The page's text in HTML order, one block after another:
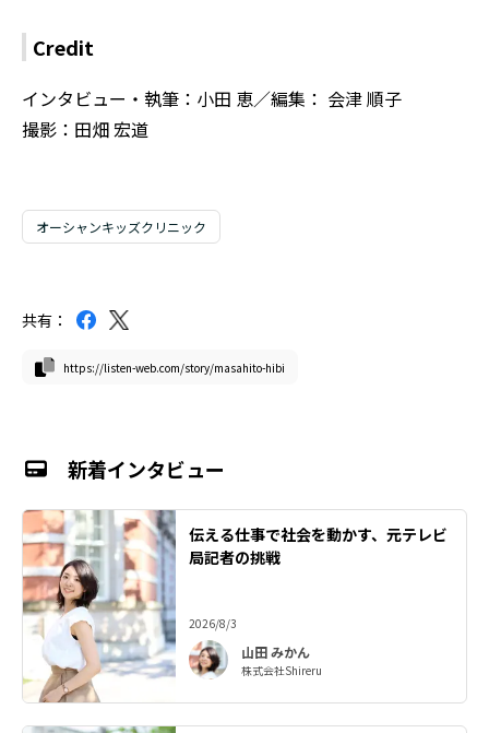
Credit
インタビュー・執筆：小田 恵／編集： 会津 順子
撮影：田畑 宏道
オーシャンキッズクリニック
共有：
https://listen-web.com/story/masahito-hibi
新着インタビュー
伝える仕事で社会を動かす、元テレビ
局記者の挑戦
2026/8/3
山田 みかん
株式会社Shireru